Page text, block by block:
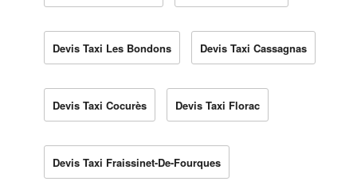
Devis Taxi Les Bondons Devis Taxi Cassagnas
Devis Taxi Cocurès Devis Taxi Florac
Devis Taxi Fraissinet-De-Fourques